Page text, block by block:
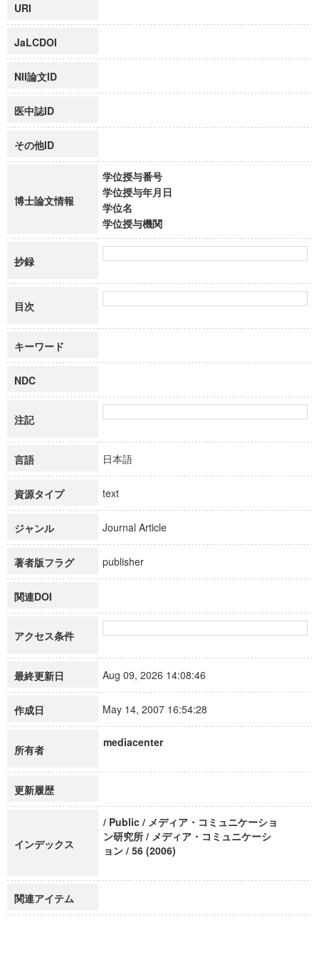
URI
JaLCDOI
NII論文ID
医中誌ID
その他ID
博士論文情報
学位授与番号
学位授与年月日
学位名
学位授与機関
抄録
目次
キーワード
NDC
注記
言語 日本語
資源タイプ text
ジャンル Journal Article
著者版フラグ publisher
関連DOI
アクセス条件
最終更新日 Aug 09, 2026 14:08:46
作成日 May 14, 2007 16:54:28
所有者
mediacenter
更新履歴
インデックス
/ Public / メディア・コミュニケーショ
ン研究所 / メディア・コミュニケーシ
ョン / 56 (2006)
関連アイテム